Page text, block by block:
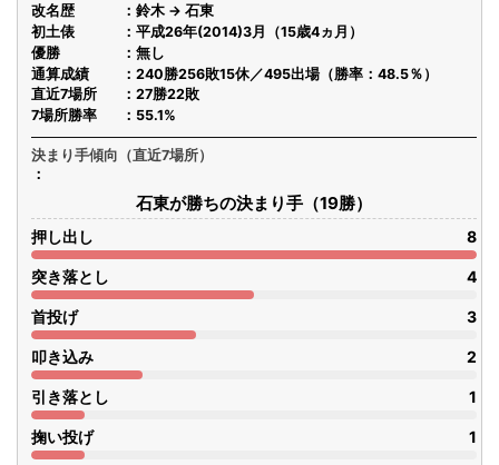
改名歴
鈴木 → 石東
初土俵
平成26年(2014)3月（15歳4ヵ月）
優勝
無し
通算成績
240勝256敗15休／495出場（勝率：48.5％）
直近7場所
27勝22敗
7場所勝率
55.1%
決まり手傾向（直近7場所）
石東が勝ちの決まり手（19勝）
押し出し 8
突き落とし 4
首投げ 3
叩き込み 2
引き落とし 1
掬い投げ 1